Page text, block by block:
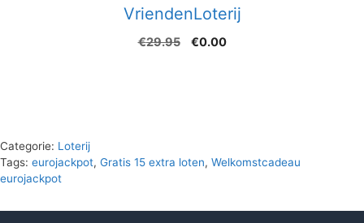
VriendenLoterij
€29.95
Oorspronkelijke
€0.00Huidige
Categorie: Loterij
Tags: eurojackpot, Gratis 15 extra loten, Welkomstcadeau
eurojackpot